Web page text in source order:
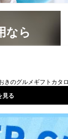
なら